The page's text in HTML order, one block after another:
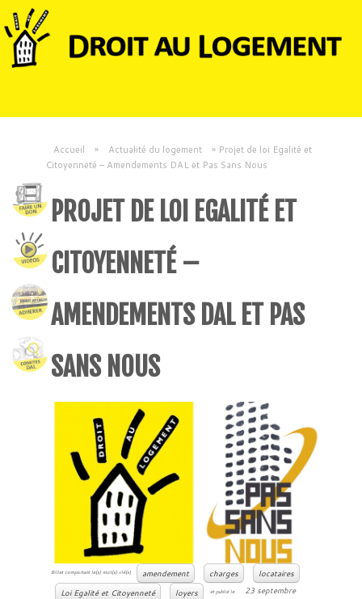
Accueil » Actualité du logement » Projet de loi Egalité et
Citoyenneté – Amendements DAL et Pas Sans Nous
PROJET DE LOI EGALITÉ ET
CITOYENNETÉ –
AMENDEMENTS DAL ET PAS
SANS NOUS
Billet comportant le(s) mot(s) clé(s) amendement charges
locataires
Loi Egalité et Citoyenneté
loyers et publié le
23 septembre